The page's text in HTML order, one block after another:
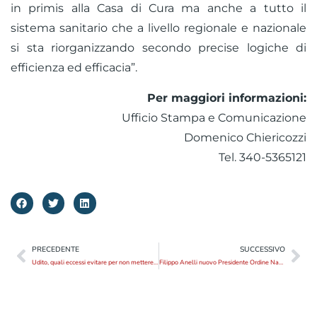
in primis alla Casa di Cura ma anche a tutto il
sistema sanitario che a livello regionale e nazionale
si sta riorganizzando secondo precise logiche di
efficienza ed efficacia”.
Per maggiori informazioni:
Ufficio Stampa e Comunicazione
Domenico Chiericozzi
Tel. 340-5365121
PRECEDENTE
Udito, quali eccessi evitare per non mettere a rischio il proprio sentire
SUCCESSIVO
Filippo Anelli nuovo Presidente Ordine Nazionale dei Medici